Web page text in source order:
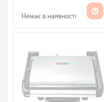
Немає в наявності